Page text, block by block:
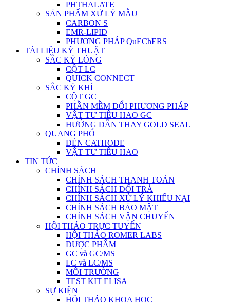
PHTHALATE
SẢN PHẨM XỬ LÝ MẪU
CARBON S
EMR-LIPID
PHƯƠNG PHÁP QuEChERS
TÀI LIỆU KỸ THUẬT
SẮC KÝ LỎNG
CỘT LC
QUICK CONNECT
SẮC KÝ KHÍ
CỘT GC
PHẦN MỀM ĐỔI PHƯƠNG PHÁP
VẬT TƯ TIÊU HAO GC
HƯỚNG DẪN THAY GOLD SEAL
QUANG PHỔ
ĐÈN CATHODE
VẬT TƯ TIÊU HAO
TIN TỨC
CHÍNH SÁCH
CHÍNH SÁCH THANH TOÁN
CHÍNH SÁCH ĐỔI TRẢ
CHÍNH SÁCH XỬ LÝ KHIẾU NẠI
CHÍNH SÁCH BẢO MẬT
CHÍNH SÁCH VẬN CHUYỂN
HỘI THẢO TRỰC TUYẾN
HỘI THẢO ROMER LABS
DƯỢC PHẨM
GC và GC/MS
LC và LC/MS
MÔI TRƯỜNG
TEST KIT ELISA
SỰ KIỆN
HỘI THẢO KHOA HỌC